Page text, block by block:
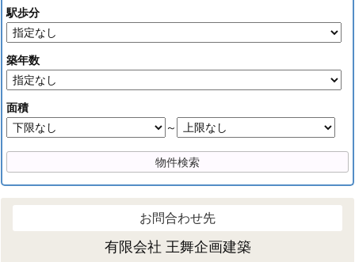
駅歩分
築年数
面積
～
お問合わせ先
有限会社 王舞企画建築